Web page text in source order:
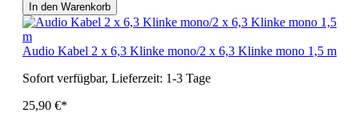
In den Warenkorb
Audio Kabel 2 x 6,3 Klinke mono/2 x 6,3 Klinke mono 1,5 m
Sofort verfügbar, Lieferzeit: 1-3 Tage
25,90 €*